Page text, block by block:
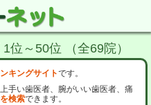
位～50位 （全69院）
キングサイトです。
手い歯医者、腕がいい歯医者、痛
検索できます。